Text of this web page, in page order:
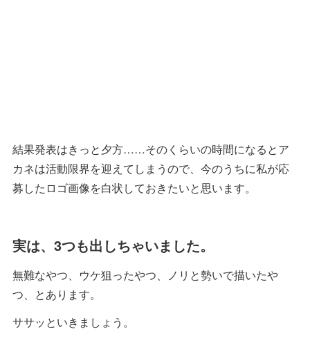
結果発表はきっと夕方……そのくらいの時間になるとア
カネは活動限界を迎えてしまうので、今のうちに私が応
募したロゴ画像を白状しておきたいと思います。
実は、3つも出しちゃいました。
無難なやつ、ウケ狙ったやつ、ノリと勢いで描いたや
つ、とあります。
ササッといきましょう。